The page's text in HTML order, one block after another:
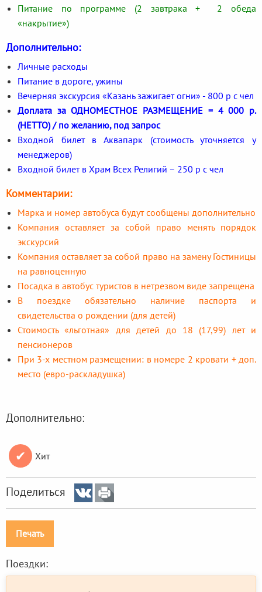
Питание по программе (2 завтрака + 2 обеда
«накрытие»)
Дополнительно:
Личные расходы
Питание в дороге, ужины
Вечерняя экскурсия «Казань зажигает огни» - 800 р с чел
Доплата за ОДНОМЕСТНОЕ РАЗМЕЩЕНИЕ = 4 000 р.
(НЕТТО) / по желанию, под запрос
Входной билет в Аквапарк (стоимость уточняется у
менеджеров)
Входной билет в Храм Всех Религий – 250 р с чел
Комментарии:
Марка и номер автобуса будут сообщены дополнительно
Компания оставляет за собой право менять порядок
экскурсий
Компания оставляет за собой право на замену Гостиницы
на равноценную
Посадка в автобус туристов в нетрезвом виде запрещена
В поездке обязательно наличие паспорта и
свидетельства о рождении (для детей)
Стоимость «льготная» для детей до 18 (17,99) лет и
пенсионеров
При 3-х местном размещении: в номере 2 кровати + доп.
место (евро-раскладушка)
Дополнительно:
✔ Хит
Поделиться
Печать
Поездки: